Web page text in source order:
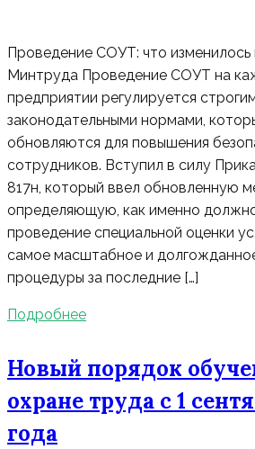
Проведение СОУТ: что изменилось
Минтруда Проведение СОУТ на
предприятии регулируется
законодательными нормами,
обновляются для повышения
сотрудников. Вступил в силу
817н, который ввел обновленную
определяющую, как именно
проведение специальной оценки
самое масштабное и
процедуры за последние […]
Подробнее
Новый порядок
охране труда с 1
года